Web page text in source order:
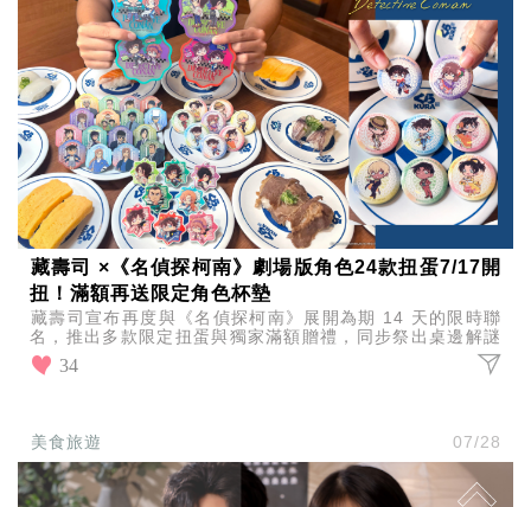
藏壽司 ×《名偵探柯南》劇場版角色24款扭蛋7/17開
扭！滿額再送限定角色杯墊
藏壽司宣布再度與《名偵探柯南》展開為期 14 天的限時聯
名，推出多款限定扭蛋與獨家滿額贈禮，同步祭出桌邊解謎
互動遊戲，將電影中的緊張刺激結合扭蛋樂趣帶進藏壽司。
34
美食旅遊 07/28